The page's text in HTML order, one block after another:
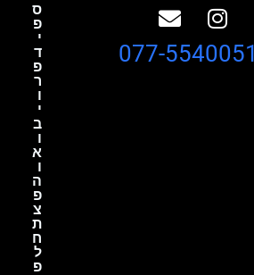
ס
פ
י
ד
פ
ר
ו
י
ב
ו
א
ו
ה
פ
צ
ת
ח
ל
פ